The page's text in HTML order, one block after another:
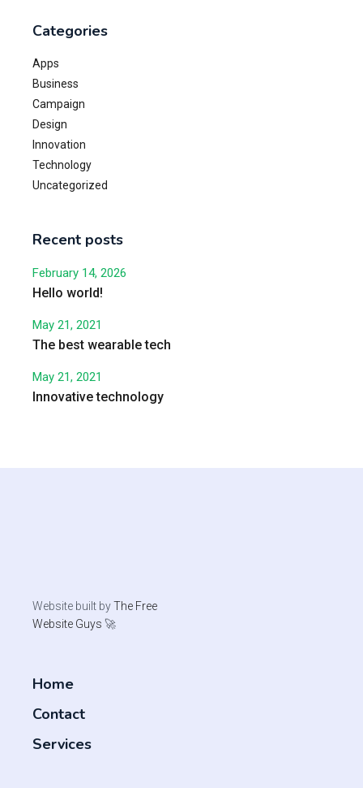
Categories
Apps
Business
Campaign
Design
Innovation
Technology
Uncategorized
Recent posts
Hello world!
February 14, 2026
The best wearable tech
May 21, 2021
Innovative technology
May 21, 2021
Website built byThe Free
Website Guys 🚀
Home
Contact
Services